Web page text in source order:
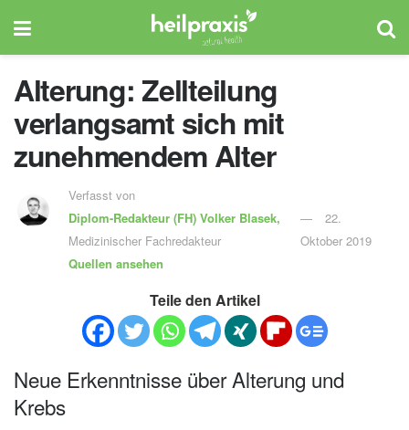
Alterung: Zellteilung
verlangsamt sich mit
zunehmendem Alter
Verfasst von
Diplom-Redakteur (FH) Volker Blasek,
Medizinischer Fachredakteur
Quellen ansehen
22.
Oktober 2019
Teile den Artikel
Neue Erkenntnisse über Alterung und
Krebs